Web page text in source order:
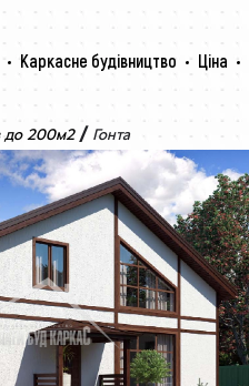
Каркасне будівництво Ціна
до 200м2 / Гонта